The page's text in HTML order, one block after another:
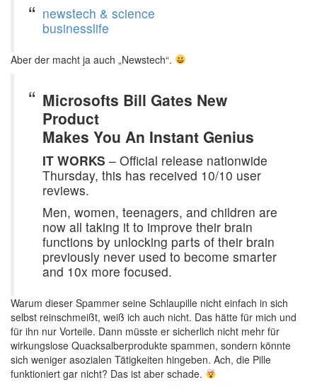
newstech & science
businesslife
Aber der macht ja auch „Newstech“.
Microsofts Bill Gates New
Product
Makes You An Instant Genius
IT WORKS – Official release nationwide
Thursday, this has received 10/10 user
reviews.
Men, women, teenagers, and children are
now all taking it to improve their brain
functions by unlocking parts of their brain
previously never used to become smarter
and 10x more focused.
Warum dieser Spammer seine Schlaupille nicht einfach in sich
selbst reinschmeißt, weiß ich auch nicht. Das hätte für mich und
für ihn nur Vorteile. Dann müsste er sicherlich nicht mehr für
wirkungslose Quacksalberprodukte spammen, sondern könnte
sich weniger asozialen Tätigkeiten hingeben. Ach, die Pille
funktioniert gar nicht? Das ist aber schade.